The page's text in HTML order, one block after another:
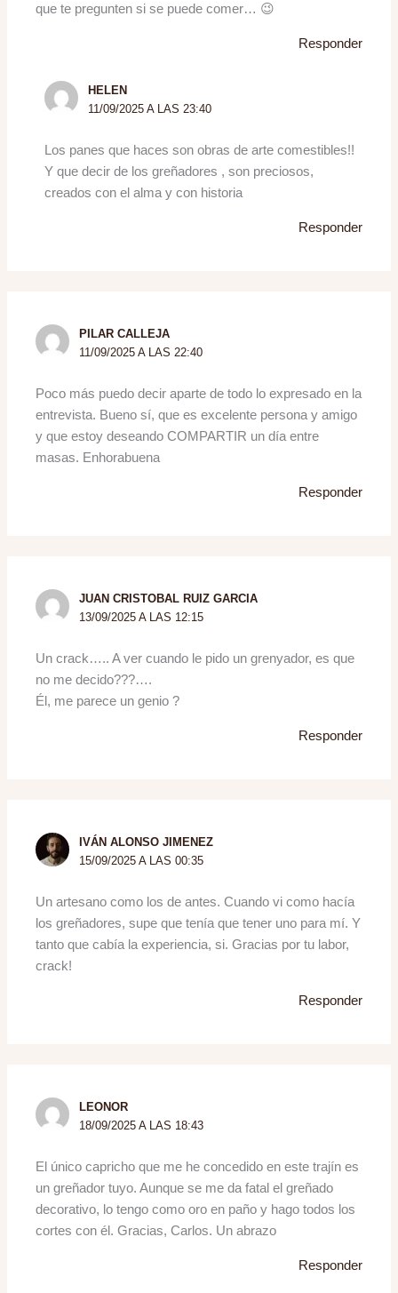
que te pregunten si se puede comer… 😉
Responder
HELEN
11/09/2025 A LAS 23:40
Los panes que haces son obras de arte comestibles!!
Y que decir de los greñadores , son preciosos,
creados con el alma y con historia
Responder
PILAR CALLEJA
11/09/2025 A LAS 22:40
Poco más puedo decir aparte de todo lo expresado en la
entrevista. Bueno sí, que es excelente persona y amigo
y que estoy deseando COMPARTIR un día entre
masas. Enhorabuena
Responder
JUAN CRISTOBAL RUIZ GARCIA
13/09/2025 A LAS 12:15
Un crack….. A ver cuando le pido un grenyador, es que
no me decido???….
Él, me parece un genio ?
Responder
IVÁN ALONSO JIMENEZ
15/09/2025 A LAS 00:35
Un artesano como los de antes. Cuando vi como hacía
los greñadores, supe que tenía que tener uno para mí. Y
tanto que cabía la experiencia, si. Gracias por tu labor,
crack!
Responder
LEONOR
18/09/2025 A LAS 18:43
El único capricho que me he concedido en este trajín es
un greñador tuyo. Aunque se me da fatal el greñado
decorativo, lo tengo como oro en paño y hago todos los
cortes con él. Gracias, Carlos. Un abrazo
Responder